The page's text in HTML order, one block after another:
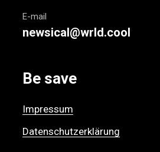
E-mail
newsical@wrld.cool
Be save
Impressum
Datenschutzerklärung